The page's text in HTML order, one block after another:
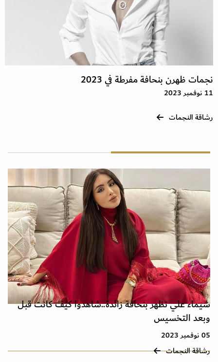
نجمات ظهرن بنحافة مفرطة في 2023
11 نوفمبر 2023
رشاقة النجمات
شيماء علي تظهر بنحافة زائدة..شاهدوا كيف كانت قبل
وبعد التخسيس
05 نوفمبر 2023
رشاقة النجمات